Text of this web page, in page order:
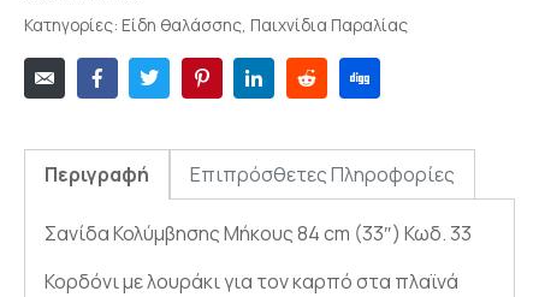
Κατηγορίες: Είδη θαλάσσης, Παιχνίδια Παραλίας
Περιγραφή Επιπρόσθετες Πληροφορίες
Σανίδα Κολύμβησης Μήκους 84 cm (33″) Κωδ. 33
Κορδόνι με λουράκι για τον καρπό στα πλαϊνά